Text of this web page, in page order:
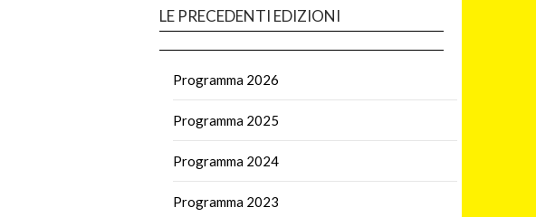
LE PRECEDENTI EDIZIONI
Programma 2026
Programma 2025
Programma 2024
Programma 2023